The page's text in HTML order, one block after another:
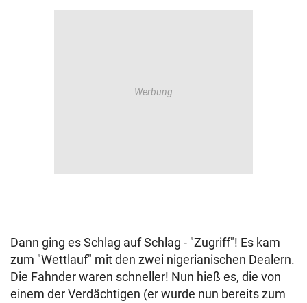
Dann ging es Schlag auf Schlag - "Zugriff"! Es kam
zum "Wettlauf" mit den zwei nigerianischen Dealern.
Die Fahnder waren schneller! Nun hieß es, die von
einem der Verdächtigen (er wurde nun bereits zum